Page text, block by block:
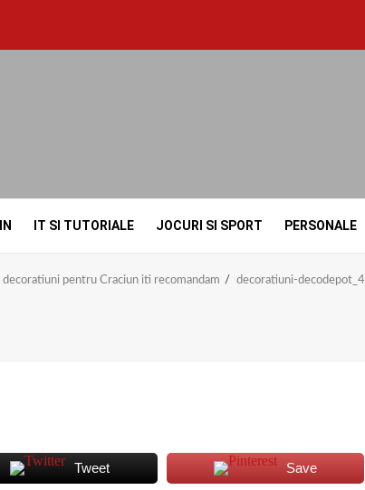
IT SI TUTORIALE JOCURI SI SPORT PERSONALE
pentru Craciun iti recomandam decoratiuni-decodepot_4
Tweet Save